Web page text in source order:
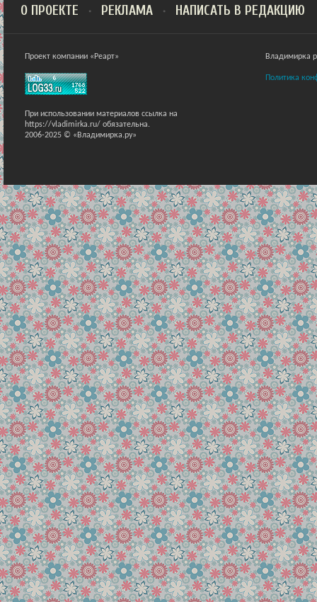
О ПРОЕКТЕ РЕКЛАМА НАПИСАТЬ В РЕДАКЦИЮ
Проект компании «Реарт»
При использовании материалов ссылка на
https://vladimirka.ru/ обязательна.
2006-2025 © «Владимирка.ру»
Владимирка
Политика